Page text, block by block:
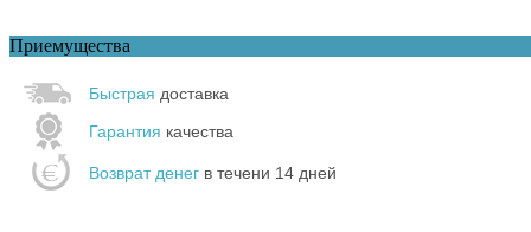
Приемущества
Быстрая доставка
Гарантия качества
Возврат денег в течени 14 дней